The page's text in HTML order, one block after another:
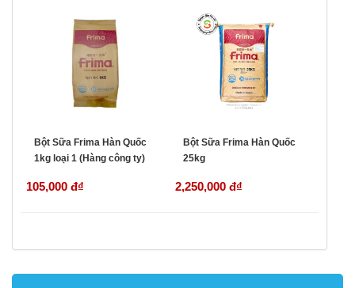
Bột Sữa Frima Hàn Quốc
1kg loại 1 (Hàng công ty)
105,000 đ₫
Bột Sữa Frima Hàn Quốc
25kg
2,250,000 đ₫